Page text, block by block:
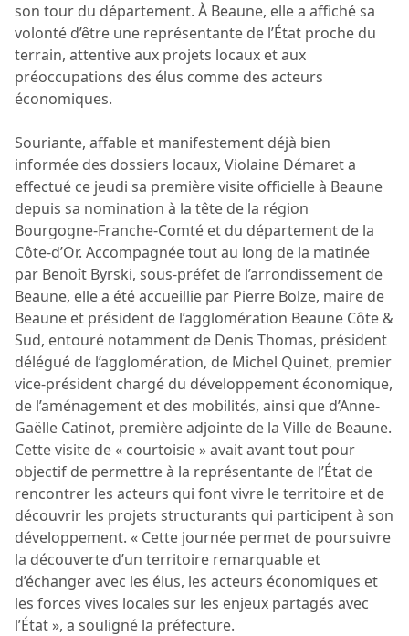
son tour du département. À Beaune, elle a affiché sa
volonté d’être une représentante de l’État proche du
terrain, attentive aux projets locaux et aux
préoccupations des élus comme des acteurs
économiques.
Souriante, affable et manifestement déjà bien
informée des dossiers locaux, Violaine Démaret a
effectué ce jeudi sa première visite officielle à Beaune
depuis sa nomination à la tête de la région
Bourgogne-Franche-Comté et du département de la
Côte-d’Or. Accompagnée tout au long de la matinée
par Benoît Byrski, sous-préfet de l’arrondissement de
Beaune, elle a été accueillie par Pierre Bolze, maire de
Beaune et président de l’agglomération Beaune Côte &
Sud, entouré notamment de Denis Thomas, président
délégué de l’agglomération, de Michel Quinet, premier
vice-président chargé du développement économique,
de l’aménagement et des mobilités, ainsi que d’Anne-
Gaëlle Catinot, première adjointe de la Ville de Beaune.
Cette visite de « courtoisie » avait avant tout pour
objectif de permettre à la représentante de l’État de
rencontrer les acteurs qui font vivre le territoire et de
découvrir les projets structurants qui participent à son
développement. « Cette journée permet de poursuivre
la découverte d’un territoire remarquable et
d’échanger avec les élus, les acteurs économiques et
les forces vives locales sur les enjeux partagés avec
l’État », a souligné la préfecture.